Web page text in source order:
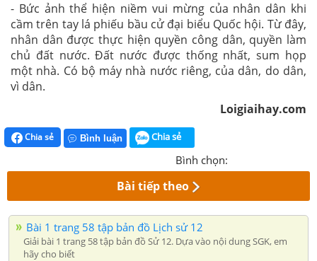
- Bức ảnh thể hiện niềm vui mừng của nhân dân khi
cầm trên tay lá phiếu bầu cử đại biểu Quốc hội. Từ đây,
nhân dân được thực hiện quyền công dân, quyền làm
chủ đất nước. Đất nước được thống nhất, sum họp
một nhà. Có bộ máy nhà nước riêng, của dân, do dân,
vì dân.
Loigiaihay.com
Chia sẻ Bình luận Chia sẻ
Bình chọn:
Bài tiếp theo
Bài 1 trang 58 tập bản đồ Lịch sử 12
Giải bài 1 trang 58 tập bản đồ Sử 12. Dựa vào nội dung SGK, em
hãy cho biết